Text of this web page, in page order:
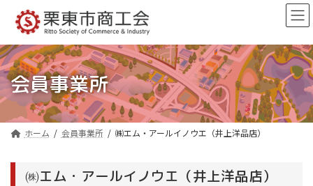
ン
ツ
へ
ス
キ
ッ
ー
シ
ョ
ン
に
移
会員事業所
ホーム 会員事業所 ㈱エム・アールイノウエ（井上洋品店）
㈱エム・アールイノウエ（井上洋品店）